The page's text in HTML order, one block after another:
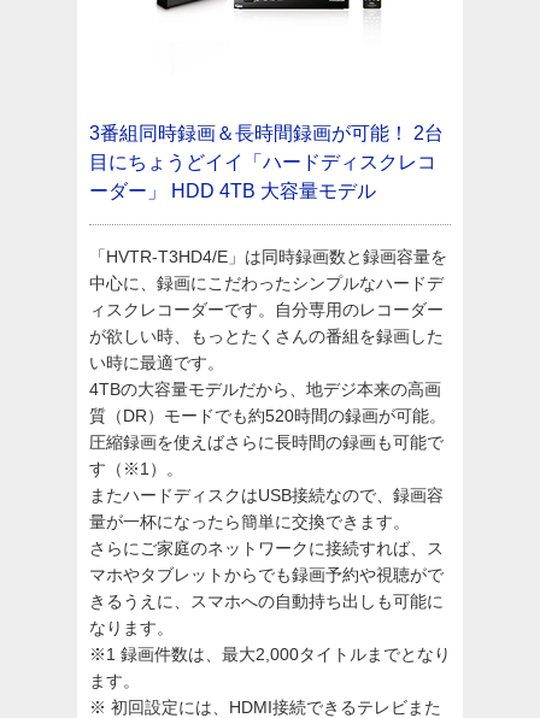
3番組同時録画＆長時間録画が可能！
2台
目にちょうどイイ「ハードディスクレコ
ーダー」
HDD 4TB 大容量モデル
「HVTR-T3HD4/E」は同時録画数と録画容量を
中心に、録画にこだわったシンプルなハードデ
ィスクレコーダーです。自分専用のレコーダー
が欲しい時、もっとたくさんの番組を録画した
い時に最適です。
4TBの大容量モデルだから、地デジ本来の高画
質（DR）モードでも約520時間の録画が可能。
圧縮録画を使えばさらに長時間の録画も可能で
す（※1）。
またハードディスクはUSB接続なので、録画容
量が一杯になったら簡単に交換できます。
さらにご家庭のネットワークに接続すれば、ス
マホやタブレットからでも録画予約や視聴がで
きるうえに、スマホへの自動持ち出しも可能に
なります。
※1 録画件数は、最大2,000タイトルまでとなり
ます。
※ 初回設定には、HDMI接続できるテレビまた